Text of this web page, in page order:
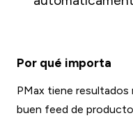
Por qué importa
PMax tiene
buen feed de